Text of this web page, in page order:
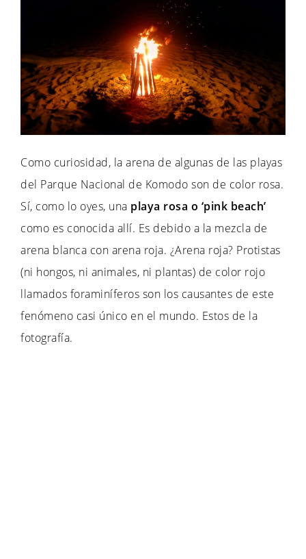
Como curiosidad, la arena de algunas de las playas
del Parque Nacional de Komodo son de color rosa.
Sí, como lo oyes, una playa rosa o ‘pink beach’
como es conocida allí. Es debido a la mezcla de
arena blanca con arena roja. ¿Arena roja? Protistas
(ni hongos, ni animales, ni plantas) de color rojo
llamados foraminíferos son los causantes de este
fenómeno casi único en el mundo. Estos de la
fotografía.